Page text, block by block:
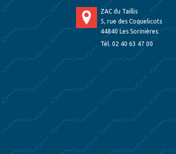
ZAC du Taillis
5, rue des Coquelicots
44840 Les Sorinières
Tél. 02 40 63 47 00